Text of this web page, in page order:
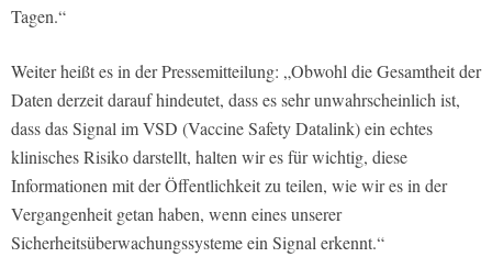
Tagen.“
Weiter heißt es in der Pressemitteilung: „Obwohl die Gesamtheit der
Daten derzeit darauf hindeutet, dass es sehr unwahrscheinlich ist,
dass das Signal im VSD (Vaccine Safety Datalink) ein echtes
klinisches Risiko darstellt, halten wir es für wichtig, diese
Informationen mit der Öffentlichkeit zu teilen, wie wir es in der
Vergangenheit getan haben, wenn eines unserer
Sicherheitsüberwachungssysteme ein Signal erkennt.“